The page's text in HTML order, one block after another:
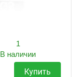
1
В наличии
Купить